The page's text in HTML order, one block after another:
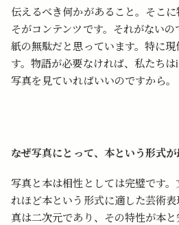
伝えるべき何かがあること。そこ
そがコンテンツです。それがない
紙の無駄だと思っています。特に
す。物語が必要なければ、私たち
写真を見ていればいいのですから。
――なぜ写真にとって、本という形式
写真と本は相性としては完璧です
れほど本という形式に適した芸術
真は二次元であり、その特性が本